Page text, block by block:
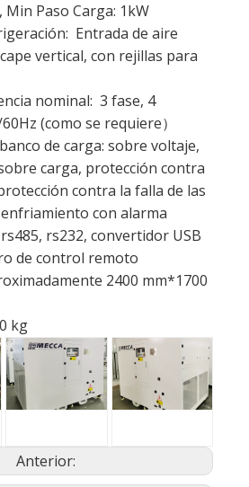
Min Paso Carga: 1kW
Entrada de aire
vertical, con rejillas para
nominal: 3 fase, 4
(como se requiere）
de carga: sobre voltaje,
carga, protección contra
contra la falla de las
con alarma
rs232, convertidor USB
de control remoto
2400 mm*1700
kg
Anterior: